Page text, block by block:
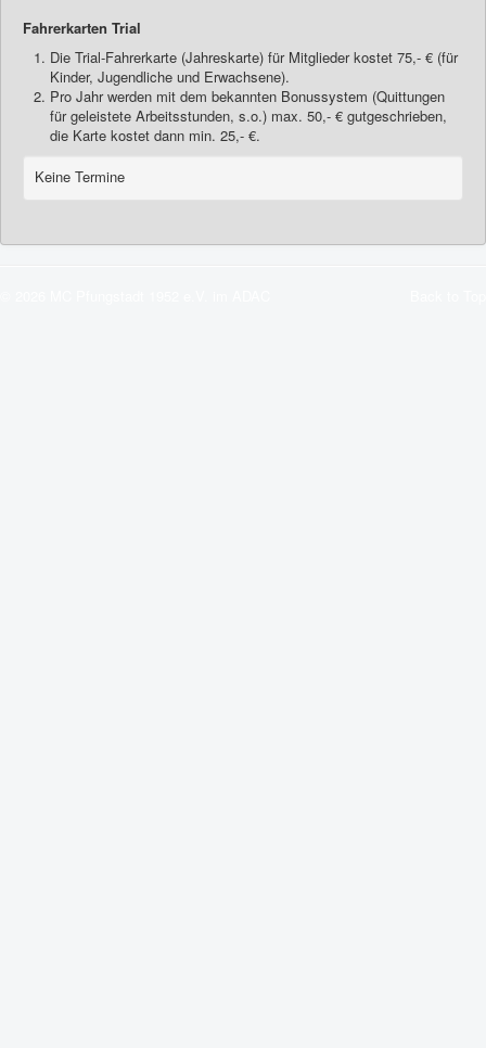
Fahrerkarten Trial
Die Trial-Fahrerkarte (Jahreskarte) für Mitglieder kostet 75,- € (für
Kinder, Jugendliche und Erwachsene).
Pro Jahr werden mit dem bekannten Bonussystem (Quittungen
für geleistete Arbeitsstunden, s.o.) max. 50,- € gutgeschrieben,
die Karte kostet dann min. 25,- €.
Keine Termine